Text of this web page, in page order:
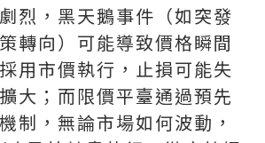
烈，黑天鵝事件（如突發
轉向）可能導致價格瞬間
用市價執行，止損可能失
大；而限價平臺通過預先
制，無論市場如何波動，